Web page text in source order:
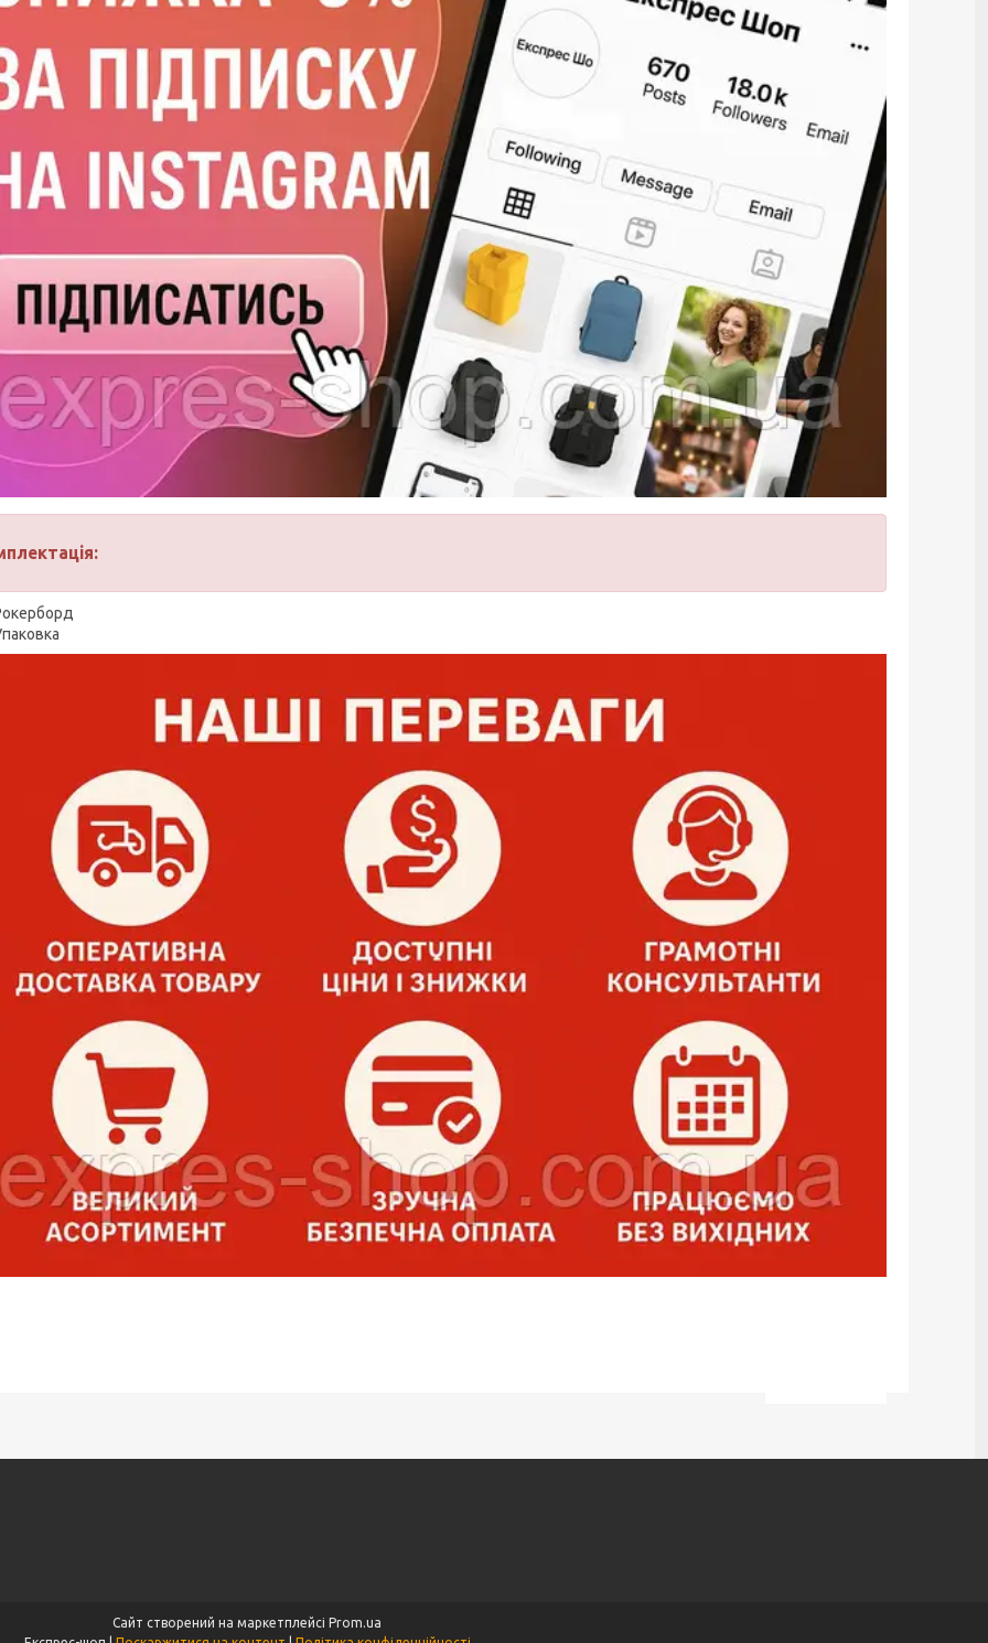
Сайт створений на маркетплейсі Prom.ua